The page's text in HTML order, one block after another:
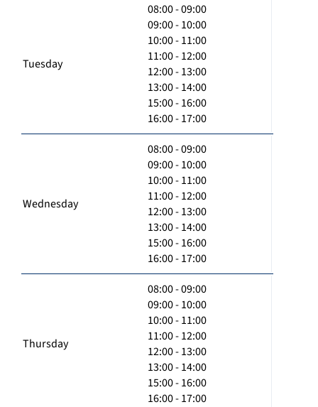
Tuesday
08:00 - 09:00
09:00 - 10:00
10:00 - 11:00
11:00 - 12:00
12:00 - 13:00
13:00 - 14:00
15:00 - 16:00
16:00 - 17:00
Wednesday
08:00 - 09:00
09:00 - 10:00
10:00 - 11:00
11:00 - 12:00
12:00 - 13:00
13:00 - 14:00
15:00 - 16:00
16:00 - 17:00
Thursday
08:00 - 09:00
09:00 - 10:00
10:00 - 11:00
11:00 - 12:00
12:00 - 13:00
13:00 - 14:00
15:00 - 16:00
16:00 - 17:00